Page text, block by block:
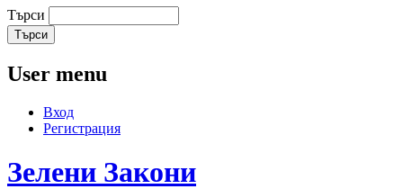
Търси
User menu
Вход
Регистрация
Зелени Закони